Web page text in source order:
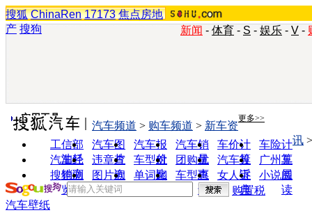
搜狐 ChinaRen 17173 焦点房地
产 搜狗 新闻 - 体育 - S - 娱乐 - V -
实用工具 更多>>
工信部
油耗
汽车图
片
汽车报
价
汽车销
量
车价计
算
车险计
算
汽车经
销商
违章查
询
车型对
比
团购优
惠
汽车投
诉
广州车
展
搜狗浏
览器
图片欣
赏
单词翻
车型查
询
女人宝
典
小说阅
读
汽车频道 > 购车频道 > 新车资
讯
购置税
汽车壁纸